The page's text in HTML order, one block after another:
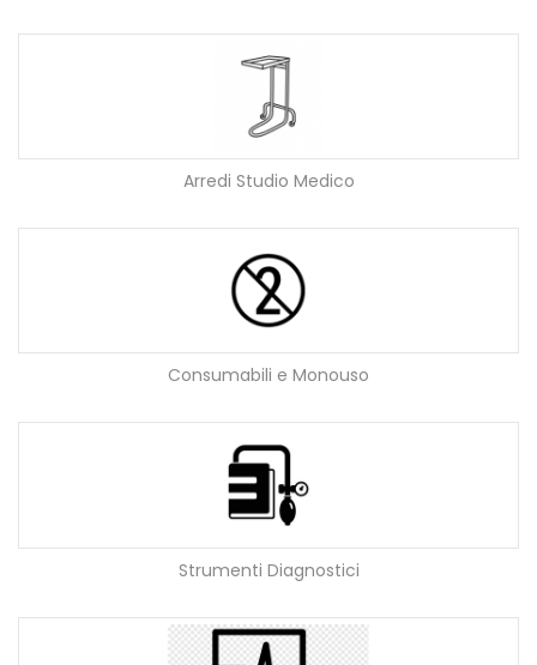
Arredi Studio Medico
Consumabili e Monouso
Strumenti Diagnostici